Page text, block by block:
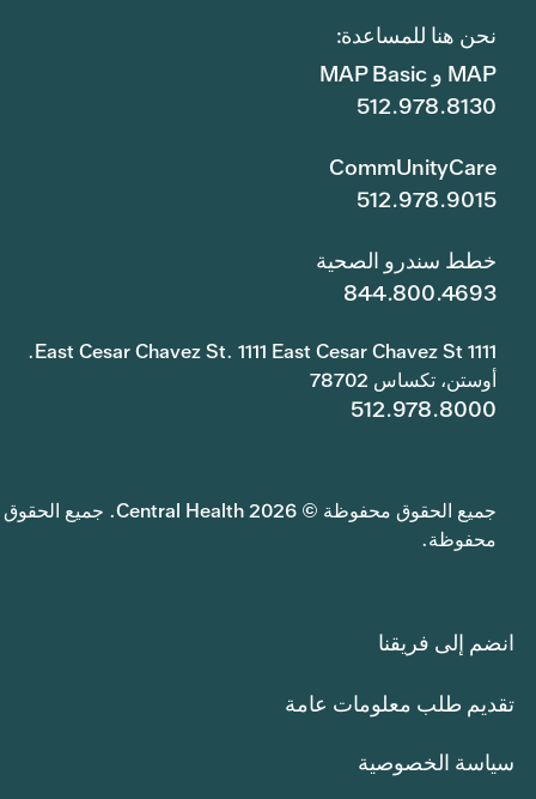
نحن هنا للمساعدة:
MAP و MAP Basic
512.978.8130
CommUnityCare
512.978.9015
خطط سندرو الصحية
844.800.4693
1111 East Cesar Chavez St. 1111 East Cesar Chavez St.
أوستن، تكساس 78702
512.978.8000
جميع الحقوق محفوظة © 2026 Central Health. جميع الحقوق
محفوظة.
انضم إلى فريقنا
تقديم طلب معلومات عامة
سياسة الخصوصية